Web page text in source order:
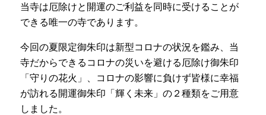
当寺は厄除けと開運のご利益を同時に受けることが
できる唯一の寺であります。
今回の夏限定御朱印は新型コロナの状況を鑑み、当
寺だからできるコロナの災いを避ける厄除け御朱印
「守りの花火」、コロナの影響に負けず皆様に幸福
が訪れる開運御朱印「輝く未来」の２種類をご用意
しました。